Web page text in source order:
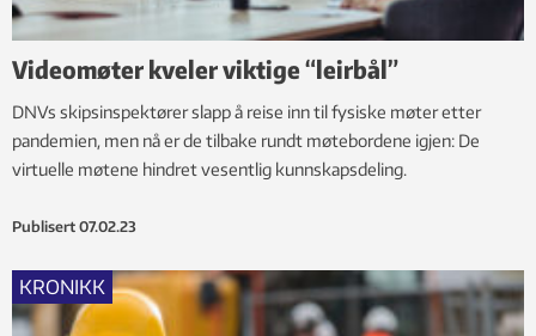
Videomøter kveler viktige “leirbål”
DNVs skipsinspektører slapp å reise inn til fysiske møter etter
pandemien, men nå er de tilbake rundt møtebordene igjen: De
virtuelle møtene hindret vesentlig kunnskapsdeling.
Publisert 07.02.23
KRONIKK